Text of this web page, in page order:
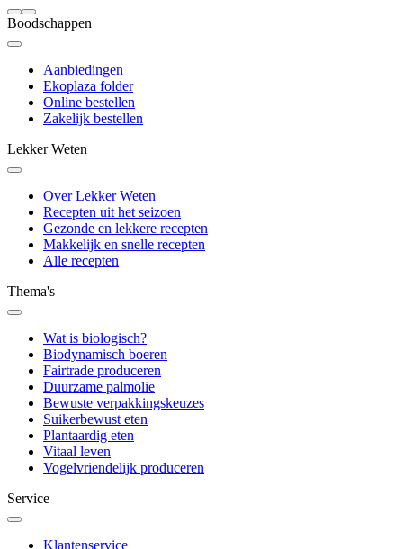
Boodschappen
Aanbiedingen
Ekoplaza folder
Online bestellen
Zakelijk bestellen
Lekker Weten
Over Lekker Weten
Recepten uit het seizoen
Gezonde en lekkere recepten
Makkelijk en snelle recepten
Alle recepten
Thema's
Wat is biologisch?
Biodynamisch boeren
Fairtrade produceren
Duurzame palmolie
Bewuste verpakkingskeuzes
Suikerbewust eten
Plantaardig eten
Vitaal leven
Vogelvriendelijk produceren
Service
Klantenservice